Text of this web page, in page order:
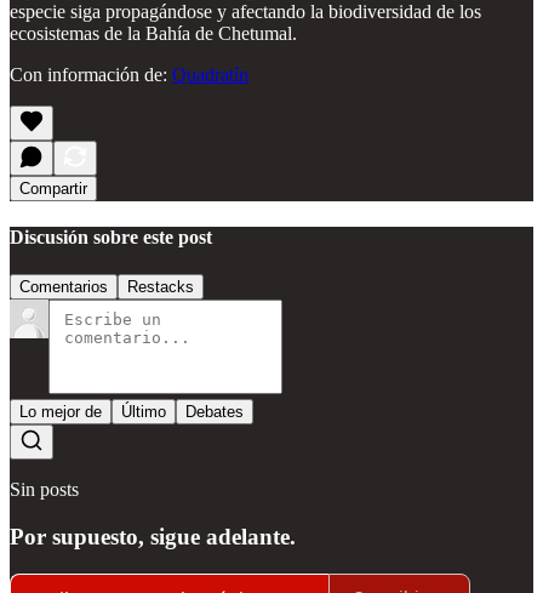
especie siga propagándose y afectando la biodiversidad de los
ecosistemas de la Bahía de Chetumal.
Con información de: Quadratín
Compartir
Discusión sobre este post
Comentarios Restacks
Lo mejor de Último Debates
Sin posts
Por supuesto, sigue adelante.